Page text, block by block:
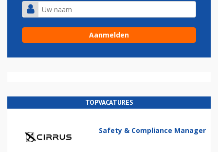
TOPVACATURES
Safety & Compliance Manager